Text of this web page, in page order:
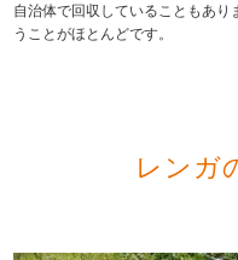
自治体で回収していることもあ
うことがほとんどです。
レンガ